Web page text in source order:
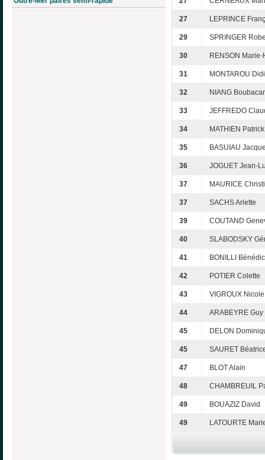
27 LEPRINCE
29 SPRINGER
30 RENSON
31 MONTAROU
32 NIANG Boubacar
33 JEFFREDO
34 MATHIEN Patrick
35 BASUIAU
36 JOGUET Jean-
37 MAURICE
37 SACHS Arlette
39 COUTAND
40 SLABODSKY
41 BONILLI
42 POTIER Colette
43 VIGROUX Nicole
44 ARABEYRE Guy
45 DELON
45 SAURET
47 BLOT Alain
48 CHAMBREUIL
49 BOUAZIZ David
49 LATOURTE